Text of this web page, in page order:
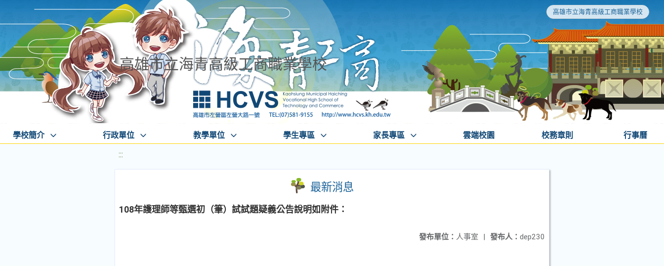
高雄市立海青高級工商職業學校
高雄市立海青高級工商職業學校
學校簡介 行政單位 教學單位 學生專區 家長專區 雲端校園 校務章則 行事曆
:::
最新消息
108年護理師等甄選初（筆）試試題疑義公告說明如附件：
發布人： dep230
發布單位： 人事室 |